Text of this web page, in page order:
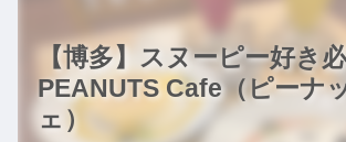
【博多】スヌーピー好き
PEANUTS Cafe（ピーナ
ェ）